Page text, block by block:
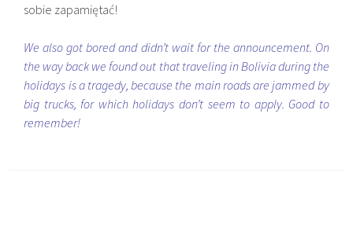
sobie zapamiętać!
We also got bored and didn’t wait for the announcement. On
the way back we found out that traveling in Bolivia during the
holidays is a tragedy, because the main roads are jammed by
big trucks, for which holidays don’t seem to apply. Good to
remember!